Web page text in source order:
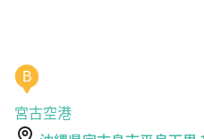
B
宮古空港